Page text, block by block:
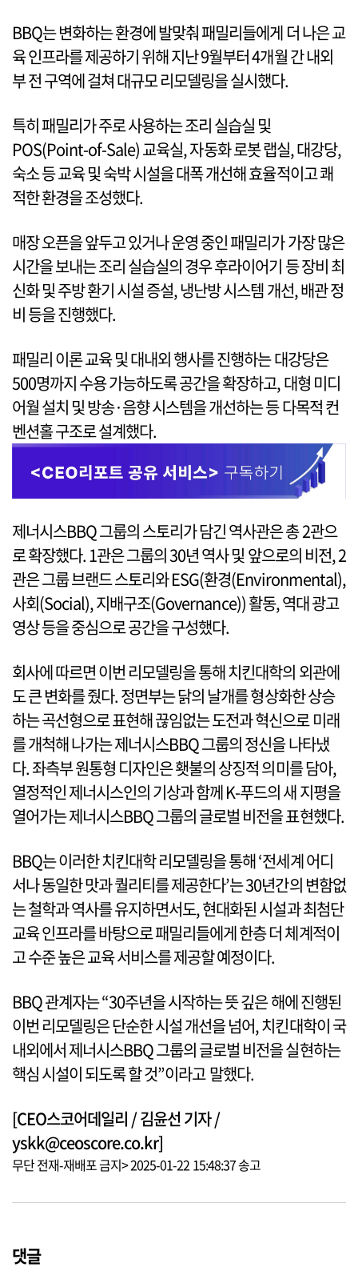
BBQ는 변화하는 환경에 발맞춰 패밀리들에게 더 나은 교
육 인프라를 제공하기 위해 지난 9월부터 4개월 간 내외
부 전 구역에 걸쳐 대규모 리모델링을 실시했다.
특히 패밀리가 주로 사용하는 조리 실습실 및
POS(Point-of-Sale) 교육실, 자동화 로봇 랩실, 대강당,
숙소 등 교육 및 숙박 시설을 대폭 개선해 효율적이고 쾌
적한 환경을 조성했다.
매장 오픈을 앞두고 있거나 운영 중인 패밀리가 가장 많은
시간을 보내는 조리 실습실의 경우 후라이어기 등 장비 최
신화 및 주방 환기 시설 증설, 냉난방 시스템 개선, 배관 정
비 등을 진행했다.
패밀리 이론 교육 및 대내외 행사를 진행하는 대강당은
500명까지 수용 가능하도록 공간을 확장하고, 대형 미디
어월 설치 및 방송·음향 시스템을 개선하는 등 다목적 컨
벤션홀 구조로 설계했다.
제너시스BBQ 그룹의 스토리가 담긴 역사관은 총 2관으
로 확장했다. 1관은 그룹의 30년 역사 및 앞으로의 비전, 2
관은 그룹 브랜드 스토리와 ESG(환경(Environmental),
사회(Social), 지배구조(Governance)) 활동, 역대 광고
영상 등을 중심으로 공간을 구성했다.
회사에 따르면 이번 리모델링을 통해 치킨대학의 외관에
도 큰 변화를 줬다. 정면부는 닭의 날개를 형상화한 상승
하는 곡선형으로 표현해 끊임없는 도전과 혁신으로 미래
를 개척해 나가는 제너시스BBQ 그룹의 정신을 나타냈
다. 좌측부 원통형 디자인은 횃불의 상징적 의미를 담아,
열정적인 제너시스인의 기상과 함께 K-푸드의 새 지평을
열어가는 제너시스BBQ 그룹의 글로벌 비전을 표현했다.
BBQ는 이러한 치킨대학 리모델링을 통해 ‘전세계 어디
서나 동일한 맛과 퀄리티를 제공한다’는 30년간의 변함없
는 철학과 역사를 유지하면서도, 현대화된 시설과 최첨단
교육 인프라를 바탕으로 패밀리들에게 한층 더 체계적이
고 수준 높은 교육 서비스를 제공할 예정이다.
BBQ 관계자는 “30주년을 시작하는 뜻 깊은 해에 진행된
이번 리모델링은 단순한 시설 개선을 넘어, 치킨대학이 국
내외에서 제너시스BBQ 그룹의 글로벌 비전을 실현하는
핵심 시설이 되도록 할 것”이라고 말했다.
[CEO스코어데일리 / 김윤선 기자 /
yskk@ceoscore.co.kr]
무단 전재-재배포 금지> 2025-01-22 15:48:37 송고
댓글